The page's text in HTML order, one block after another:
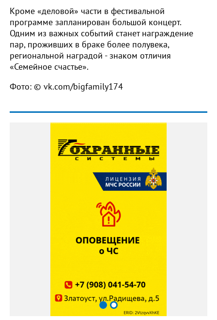
Кроме «деловой» части в фестивальной
программе запланирован большой концерт.
Одним из важных событий станет награждение
пар, проживших в браке более полувека,
региональной наградой - знаком отличия
«Семейное счастье».
Фото: © vk.com/bigfamily174